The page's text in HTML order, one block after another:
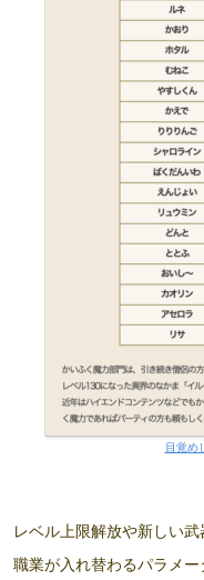
目覚め
レベル上限解放や新しい
職業が入れ替わるパラメー